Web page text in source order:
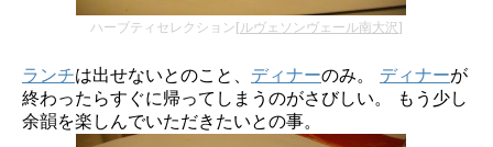
ハーブティセレクション[ ルヴェソンヴェール南大沢
ランチは出せないとのこと、 ディナーのみ。 ディナーが
終わったらすぐに帰ってしまうのがさびしい。 もう少し
余韻を楽しんでいただきたいとの事。